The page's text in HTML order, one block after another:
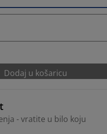
Dodaj u košaricu
- vratite u bilo koju